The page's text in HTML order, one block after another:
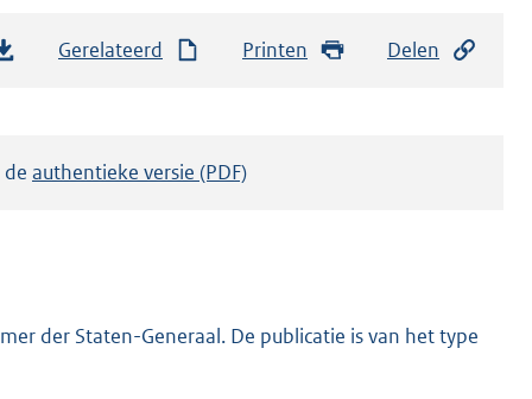
Gerelateerd Printen Delen
authentieke versie (PDF)
der Staten-Generaal. De publicatie is van het type